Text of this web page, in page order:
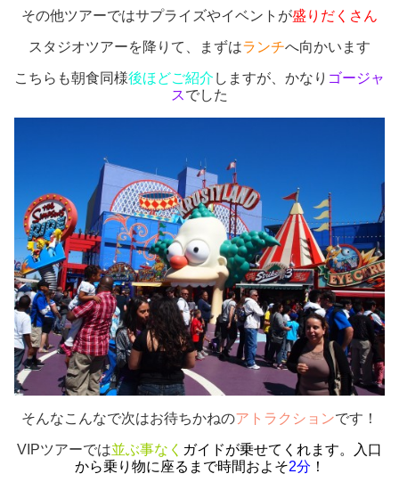
その他ツアーではサプライズやイベントが盛りだくさん
スタジオツアーを降りて、まずはランチへ向かいます
こちらも朝食同様後ほどご紹介 しますが、かなり ゴージャ
スでした
そんなこんなで次はお待ちかねのアトラクションです！
VIPツアーでは並ぶ事なく ガイドが乗せてくれます。入口
から乗り物に座るまで時間およそ2分 ！